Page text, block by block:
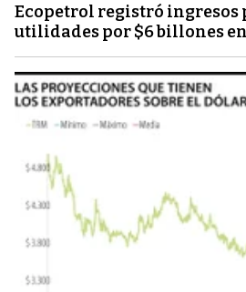
Ecopetrol registró ingresos
utilidades por $6 billones